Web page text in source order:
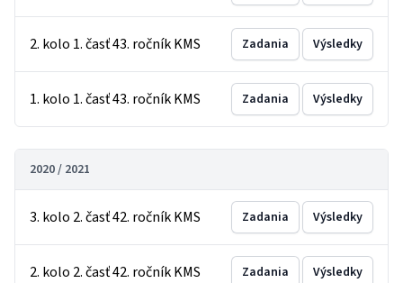
2. kolo 1. časť 43. ročník KMS Zadania Výsledky
1. kolo 1. časť 43. ročník KMS Zadania Výsledky
2020 / 2021
3. kolo 2. časť 42. ročník KMS Zadania Výsledky
2. kolo 2. časť 42. ročník KMS Zadania Výsledky